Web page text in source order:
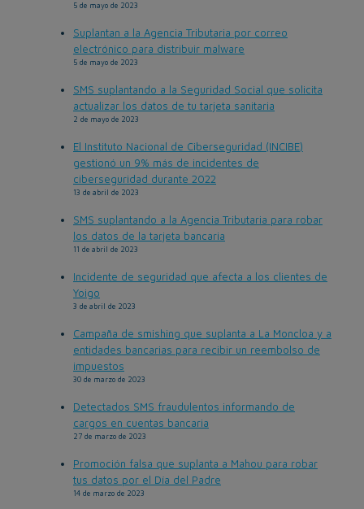
5 de mayo de 2023
Suplantan a la Agencia Tributaria por correo
electrónico para distribuir malware
5 de mayo de 2023
SMS suplantando a la Seguridad Social que solicita
actualizar los datos de tu tarjeta sanitaria
2 de mayo de 2023
El Instituto Nacional de Ciberseguridad (INCIBE)
gestionó un 9% más de incidentes de
ciberseguridad durante 2022
13 de abril de 2023
SMS suplantando a la Agencia Tributaria para robar
los datos de la tarjeta bancaria
11 de abril de 2023
Incidente de seguridad que afecta a los clientes de
Yoigo
3 de abril de 2023
Campaña de smishing que suplanta a La Moncloa y a
entidades bancarias para recibir un reembolso de
impuestos
30 de marzo de 2023
Detectados SMS fraudulentos informando de
cargos en cuentas bancaria
27 de marzo de 2023
Promoción falsa que suplanta a Mahou para robar
tus datos por el Día del Padre
14 de marzo de 2023